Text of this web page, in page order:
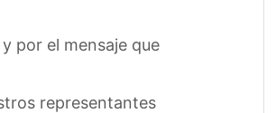
por el mensaje que
representantes